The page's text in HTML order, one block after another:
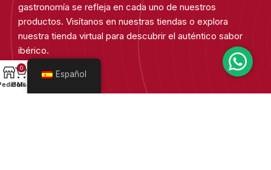
gastronomía se refleja en cada uno de nuestros
productos. Visítanos en nuestras tiendas o explora
nuestra tienda virtual para descubrir el auténtico sabor
ibérico.
Somos Selectos
Sobre nosotros
Español
0
Bolsa
Mi cuenta